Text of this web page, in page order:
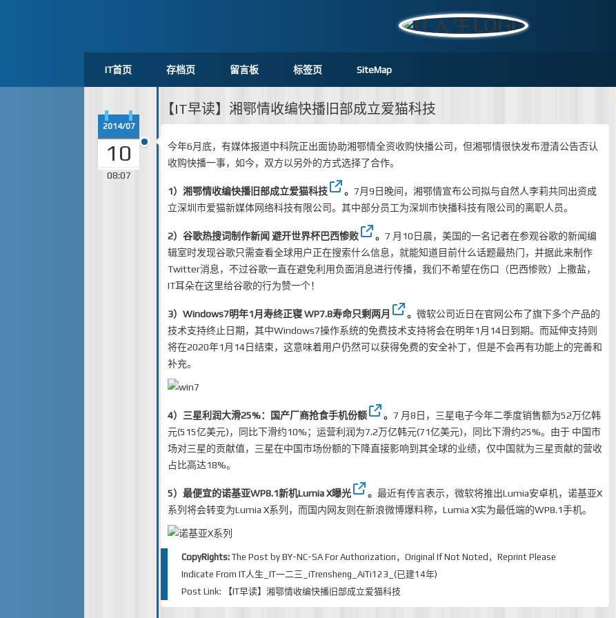
IT首页 存档页 留言板 标签页 SiteMap
【IT早读】湘鄂情收编快播旧部成立爱猫科技
2014/07
10
08:07
今年6月底，有媒体报道中科院正出面协助湘鄂情全资收购快播公司，但湘鄂情很快发布澄清公告否认
收购快播一事，如今，双方以另外的方式选择了合作。
1）湘鄂情收编快播旧部成立爱猫科技 。7月9日晚间，湘鄂情宣布公司拟与自然人李莉共同出资成
立深圳市爱猫新媒体网络科技有限公司。其中部分员工为深圳市快播科技有限公司的离职人员。
2）谷歌热搜词制作新闻 避开世界杯巴西惨败 。7 月10日晨，美国的一名记者在参观谷歌的新闻编
辑室时发现谷歌只需查看全球用户正在搜索什么信息，就能知道目前什么话题最热门，并据此来制作
Twitter消息，不过谷歌一直在避免利用负面消息进行传播，我们不希望在伤口（巴西惨败）上撒盐，
IT耳朵在这里给谷歌的行为赞一个！
3）Windows7明年1月寿终正寝 WP7.8寿命只剩两月 。微软公司近日在官网公布了旗下多个产品的
技术支持终止日期，其中Windows7操作系统的免费技术支持将会在明年1月14日到期。而延伸支持则
将在2020年1月14日结束，这意味着用户仍然可以获得免费的安全补丁，但是不会再有功能上的完善和
补充。
4） 三星利润大滑25%：国产厂商抢食手机份额 。7 月8日，三星电子今年二季度销售额为52万亿韩
元(515亿美元)，同比下滑约10%；运营利润为7.2万亿韩元(71亿美元)，同比下滑约25%。由于 中国市
场对三星的贡献值，三星在中国市场份额的下降直接影响到其全球的业绩，仅中国就为三星贡献的营收
占比高达18%。
5）最便宜的诺基亚WP8.1新机Lumia X曝光 。最近有传言表示，微软将推出Lumia安卓机，诺基亚X
系列将会转变为Lumia X系列，而国内网友则在新浪微博爆料称，Lumia X实为最低端的WP8.1手机。
CopyRights:The Post byBY-NC-SA For Authorization，Original If Not Noted，Reprint Please
Indicate FromIT人生_IT一二三_iTrensheng_AiTi123_(已建14年)
Post Link:
【IT早读】湘鄂情收编快播旧部成立爱猫科技